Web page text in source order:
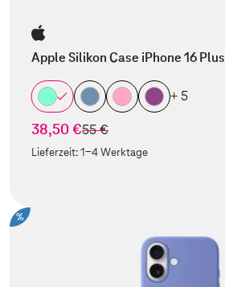
Apple Silikon Case iPhone 16 Plus
+ 5
38,50 €statt
55 €
Lieferzeit:1-4 Werktage
%